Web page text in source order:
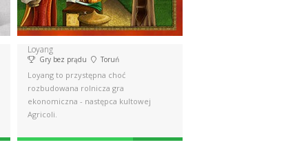
Loyang
Gry bez prądu Toruń
Loyang to przystępna choć
rozbudowana rolnicza gra
ekonomiczna - następca kultowej
Agricoli.